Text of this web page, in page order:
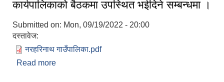
कार्यपालिकाको बैठकमा उपस्थित भईदिने सम्बन्धमा ।
Submitted on: Mon, 09/19/2022 - 20:00
दस्तावेज:
नरहरिनाथ गाउँपालिका.pdf
Read more